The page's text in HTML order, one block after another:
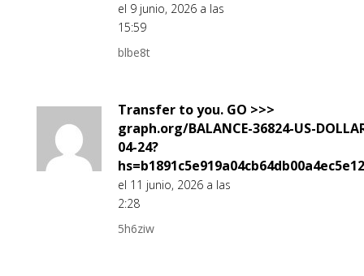
el 9 junio, 2026 a las
15:59
blbe8t
Transfer to you. GO >>>
graph.org/BALANCE-36824-US-
04-24?
el 11 junio, 2026 a las
2:28
5h6ziw